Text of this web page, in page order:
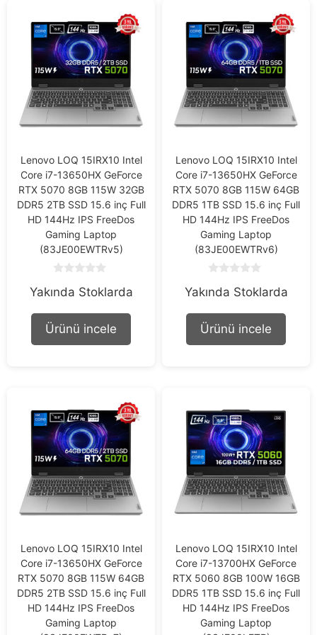
Lenovo LOQ 15IRX10 Intel
Core i7-13650HX GeForce
RTX 5070 8GB 115W 32GB
DDR5 2TB SSD 15.6 inç Full
HD 144Hz IPS FreeDos
Gaming Laptop
(83JE00EWTRv5)
o
t
f
Yakında Stoklarda
Ürünü incele
Lenovo LOQ 15IRX10 Intel
Core i7-13650HX GeForce
RTX 5070 8GB 115W 64GB
DDR5 1TB SSD 15.6 inç Full
HD 144Hz IPS FreeDos
Gaming Laptop
(83JE00EWTRv6)
o
t
f
Yakında Stoklarda
Ürünü incele
Lenovo LOQ 15IRX10 Intel
Core i7-13650HX GeForce
RTX 5070 8GB 115W 64GB
DDR5 2TB SSD 15.6 inç Full
HD 144Hz IPS FreeDos
Gaming Laptop
Lenovo LOQ 15IRX10 Intel
Core i7-13700HX GeForce
RTX 5060 8GB 100W 16GB
DDR5 1TB SSD 15.6 inç Full
HD 144Hz IPS FreeDos
Gaming Laptop